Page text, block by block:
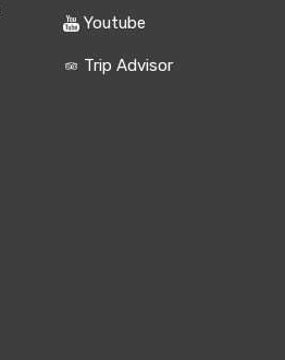
Youtube
Trip Advisor